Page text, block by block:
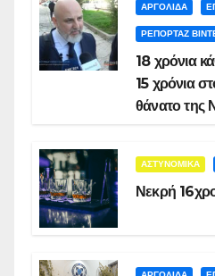
ΑΡΓΟΛΙΔΑ
ΡΕΠΟΡΤΑΖ
18 χρόνια
15 χρόνια
θάνατο της
ΑΣΤΥΝΟΜΙΚΑ
Νεκρή